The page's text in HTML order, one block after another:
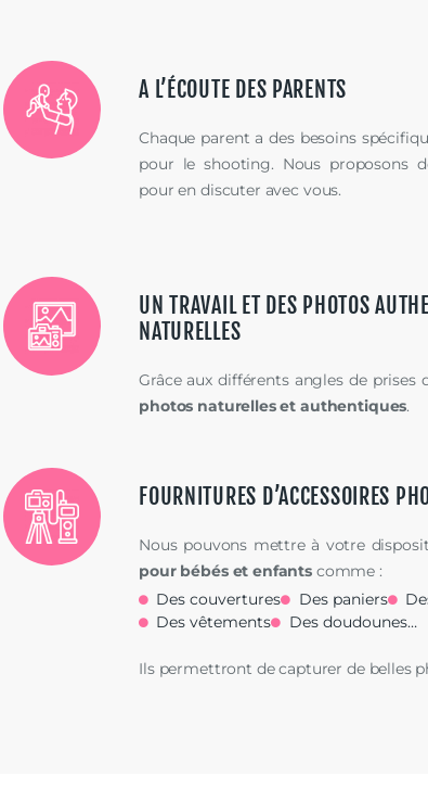
A L’ÉCOUTE DES PARENTS
Chaque parent a des besoins
pour le shooting. Nous proposons
pour en discuter avec vous.
UN TRAVAIL ET DES PHOTOS
NATURELLES
Grâce aux différents angles de prises
photos naturelles et authentiques.
FOURNITURES D’ACCESSOIRES
Nous pouvons mettre à votre
pour bébés et enfants comme :
Des couvertures
Des paniers
Des vêtements
Des doudounes…
Ils permettront de capturer de belles